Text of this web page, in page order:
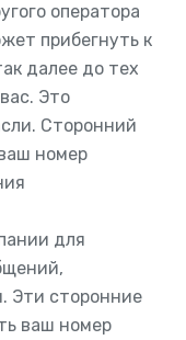
оператора
прибегнуть к
далее до тех
Это
Сторонний
номер
для
Эти сторонние
ваш номер